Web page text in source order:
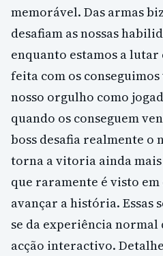
memorável. Das armas
desafiam as nossas
enquanto estamos a
feita com os
nosso orgulho como
quando os conseguem
boss desafia realmente o
torna a vitoria ainda mais
que raramente é visto
avançar a história. Essas
se da experiência normal
acção interactivo.